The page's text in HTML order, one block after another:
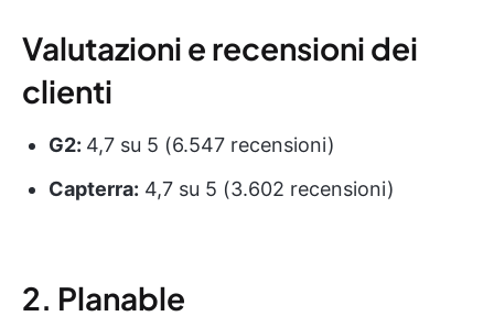
Valutazioni e recensioni dei
clienti
G2: 4,7 su 5 (6.547 recensioni)
Capterra: 4,7 su 5 (3.602 recensioni)
2. Planable